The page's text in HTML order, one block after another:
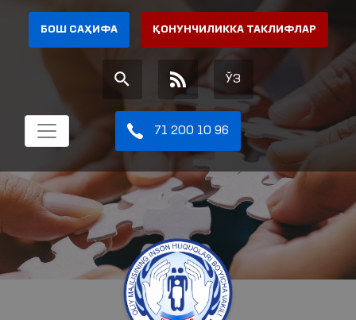
БОШ САҲИФА ҚОНУНЧИЛИККА ТАКЛИФЛАР
ЎЗ
71 200 10 96